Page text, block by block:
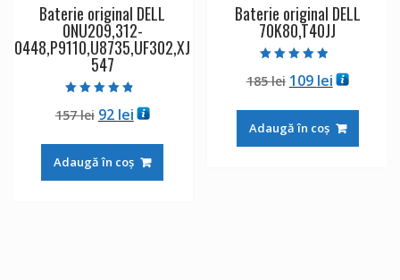
Baterie original DELL
0NU209,312-
0448,P9110,U8735,UF302,XJ
547
4.50
din 5
157lei Prețul
a
fost:
92 leiPrețul
este:
92 lei.
Adaugă în coș
Baterie original DELL
70K80,T40JJ
4.50
din 5
185lei Prețul
a
fost:
109 leiPrețul
este:
109 lei.
Adaugă în coș